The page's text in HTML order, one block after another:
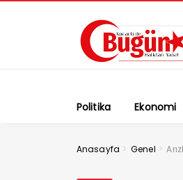
Politika Ekonomi
Anasayfa > Genel >